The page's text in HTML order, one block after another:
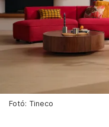
Fotó: Tineco